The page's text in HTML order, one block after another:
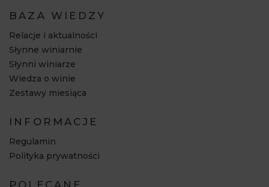
BAZA WIEDZY
Relacje i aktualności
Słynne winiarnie
Słynni winiarze
Wiedza o winie
Zestawy miesiąca
INFORMACJE
Regulamin
Polityka prywatności
POLECANE